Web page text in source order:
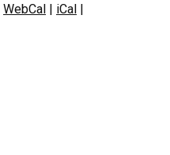
WebCal | iCal |